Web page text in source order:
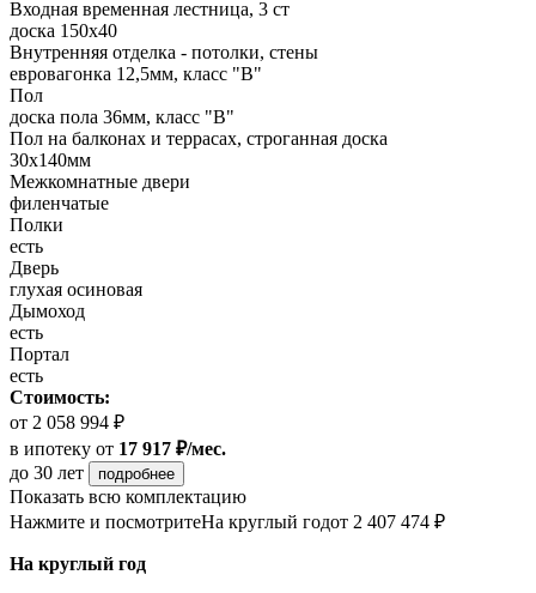
Входная временная лестница, 3 ст
доска 150х40
Внутренняя отделка - потолки, стены
евровагонка 12,5мм, класс "В"
Пол
доска пола 36мм, класс "B"
Пол на балконах и террасах, строганная доска
30x140мм
Межкомнатные двери
филенчатые
Полки
есть
Дверь
глухая осиновая
Дымоход
есть
Портал
есть
Стоимость:
от 2 058 994 ₽
в ипотеку от 17 917 ₽/мес.
до 30 лет
подробнее
Показать всю комплектацию
Нажмите и посмотритеНа круглый годот 2 407 474 ₽
На круглый год